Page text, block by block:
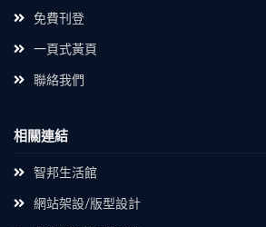
免費刊登
一頁式黃頁
聯絡我們
相關連結
智邦生活館
網站架設/版型設計